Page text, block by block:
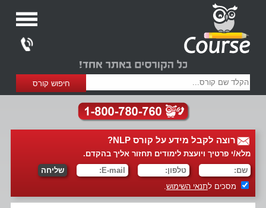
רוצה לקבל מידע על קורס NLP?
מלא/י פרטיך ויועצת לימודים תחזור אליך בהקדם.
מסכים לתנאי השימוש.